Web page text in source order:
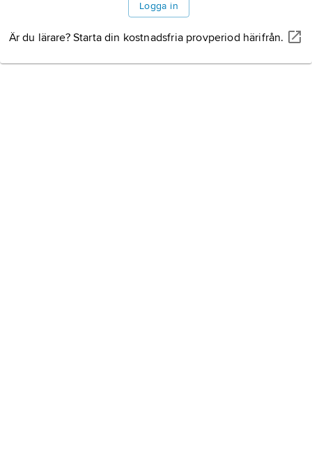
Logga in
Är du lärare? Starta din kostnadsfria provperiod härifrån.